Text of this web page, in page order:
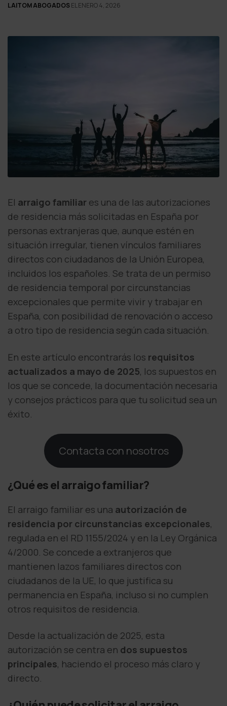
LAITOM ABOGADOSEL ENERO 4, 2026
El arraigo familiar es una de las autorizaciones
de residencia más solicitadas en España por
personas extranjeras que, aunque estén en
situación irregular, tienen vínculos familiares
directos con ciudadanos de la Unión Europea,
incluidos los españoles. Se trata de un permiso
de residencia temporal por circunstancias
excepcionales que permite vivir y trabajar en
España, con posibilidad de renovación o acceso
a otro tipo de residencia según cada situación.
En este artículo encontrarás los requisitos
actualizados a mayo de 2025, los supuestos en
los que se concede, la documentación necesaria
y consejos prácticos para que tu solicitud sea un
éxito.
Contacta con nosotros
¿Qué es el arraigo familiar?
El arraigo familiar es una autorización de
residencia por circunstancias excepcionales,
regulada en el RD 1155/2024 y en la Ley Orgánica
4/2000. Se concede a extranjeros que
mantienen lazos familiares directos con
ciudadanos de la UE, lo que justifica su
permanencia en España, incluso si no cumplen
otros requisitos de residencia.
Desde la actualización de 2025, esta
autorización se centra en dos supuestos
principales, haciendo el proceso más claro y
directo.